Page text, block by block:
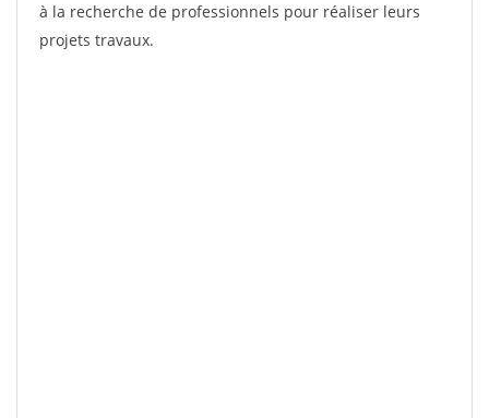
à la recherche de professionnels pour réaliser leurs
projets travaux.